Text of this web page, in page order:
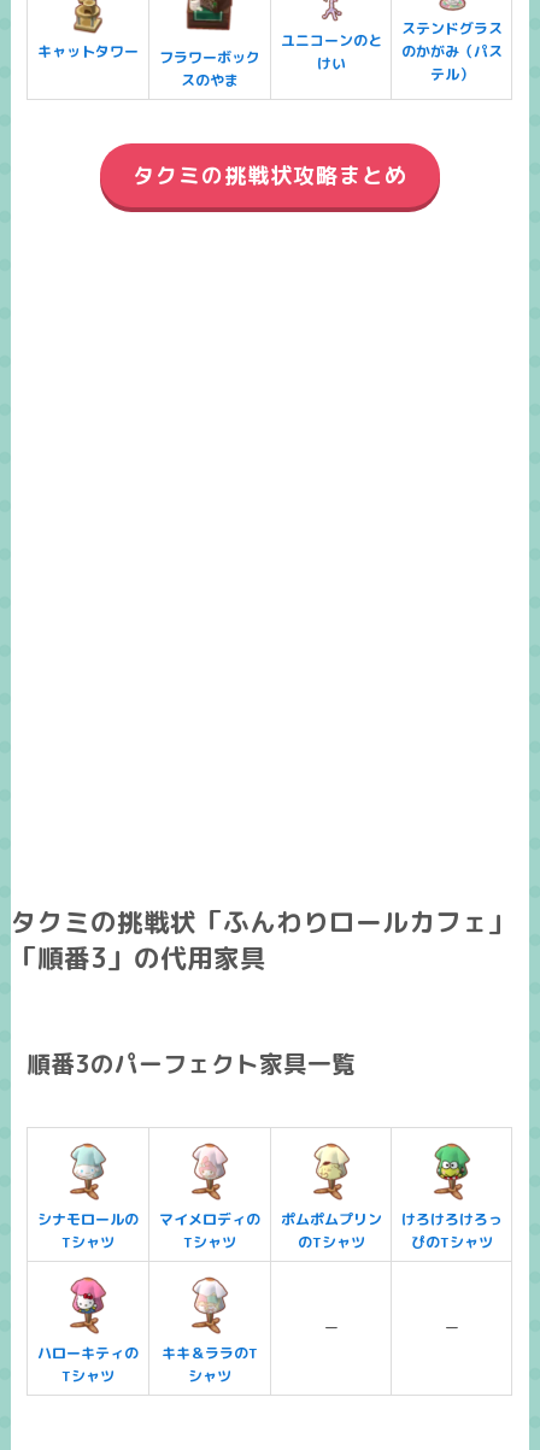
キャットタワー
フラワーボック
スのやま
ユニコーンのと
けい
ステンドグラス
のかがみ（パス
テル）
タクミの挑戦状攻略まとめ
タクミの挑戦状「ふんわりロールカフェ」
「順番3」の代用家具
順番3のパーフェクト家具一覧
シナモロールの
Tシャツ
マイメロディの
Tシャツ
ポムポムプリン
のTシャツ
けろけろけろっ
ぴのTシャツ
ハローキティの
Tシャツ
キキ＆ララのT
シャツ
ー ー